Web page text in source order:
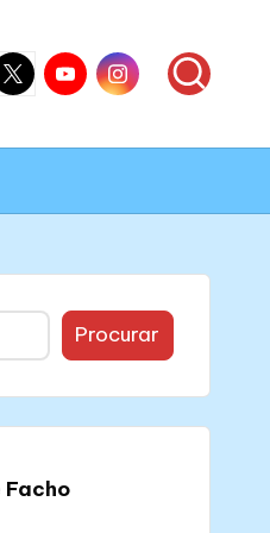
Youtube
–
Nós
Instagram
–
Nós
Procurar
Facho